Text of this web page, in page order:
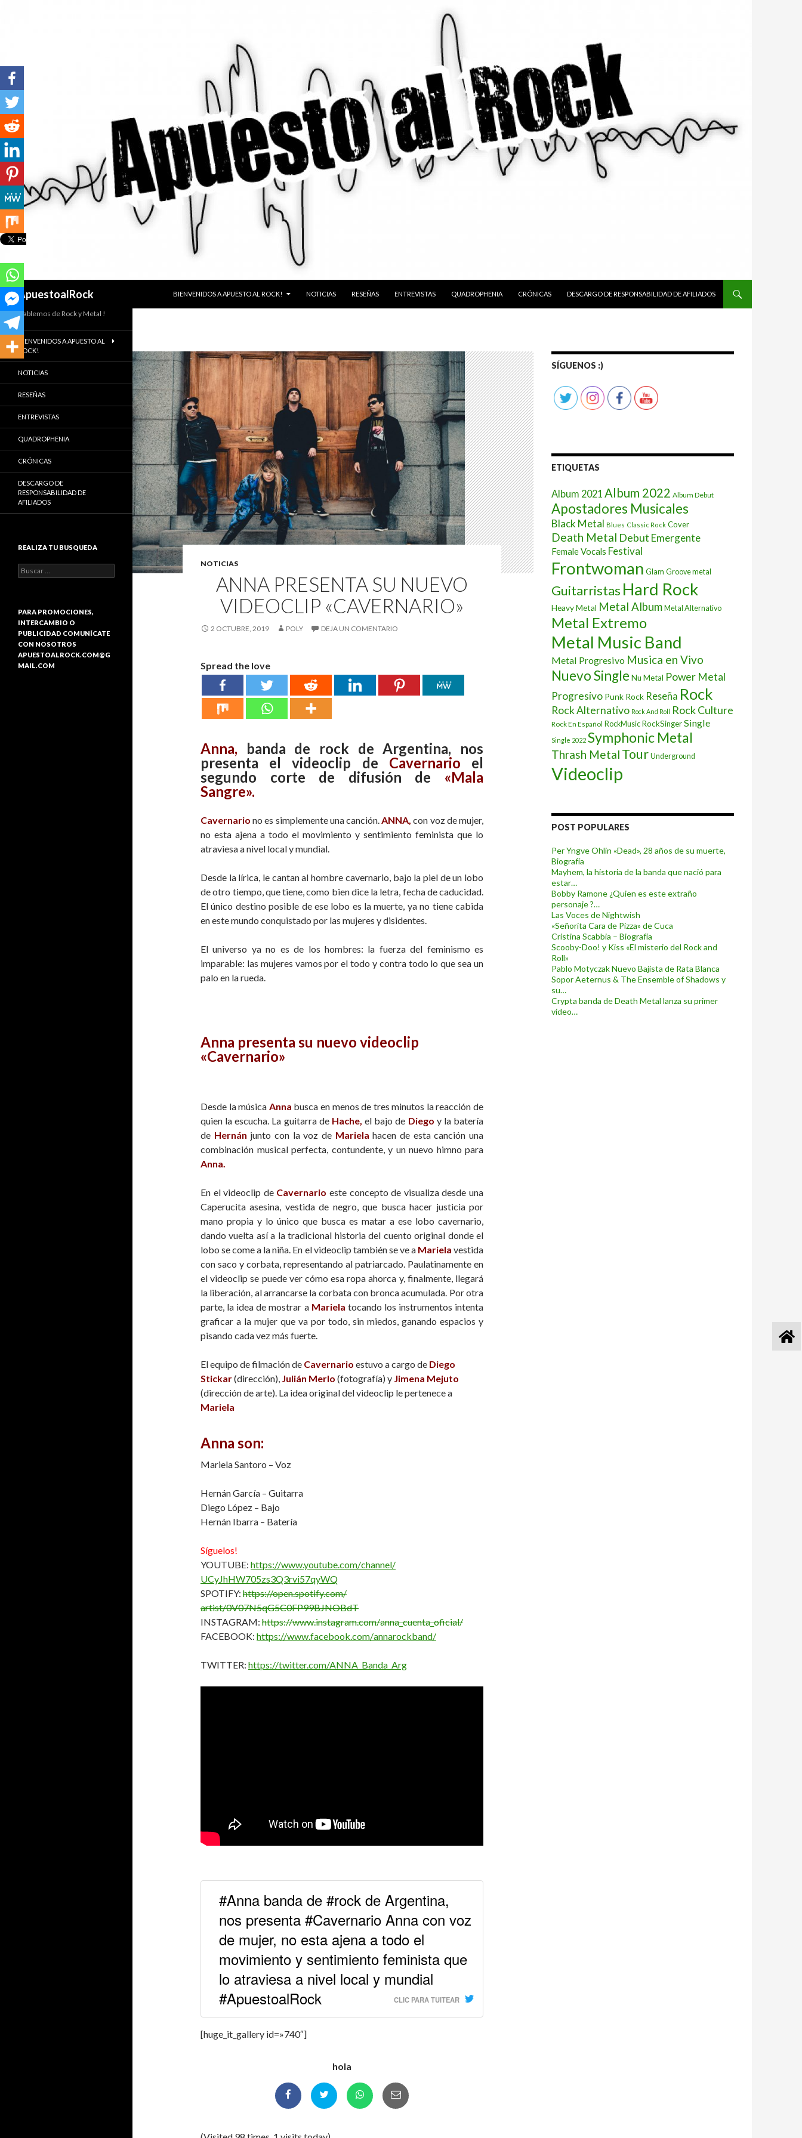
ApuestoalRock
Buscar
BIENVENIDOS A APUESTO AL ROCK!
NOTICIAS RESEÑAS ENTREVISTAS QUADROPHENIA CRÓNICAS DESCARGO DE RESPONSABILIDAD DE AFILIADOS
NOTICIAS
ANNA PRESENTA SU NUEVO
VIDEOCLIP «CAVERNARIO»
2 OCTUBRE, 2019 POLY DEJA UN COMENTARIO
Spread the love
Anna, banda de rock de Argentina, nos
presenta el videoclip de Cavernario el
segundo corte de difusión de «Mala
Sangre».
Cavernario no es simplemente una canción.ANNA, con voz de mujer,
no esta ajena a todo el movimiento y sentimiento feminista que lo
atraviesa a nivel local y mundial.
Desde la lírica, le cantan al hombre cavernario, bajo la piel de un lobo
de otro tiempo, que tiene, como bien dice la letra, fecha de caducidad.
El único destino posible de ese lobo es la muerte, ya no tiene cabida
en este mundo conquistado por las mujeres y disidentes.
El universo ya no es de los hombres: la fuerza del feminismo es
imparable: las mujeres vamos por el todo y contra todo lo que sea un
palo en la rueda.
Anna presenta su nuevo videoclip
«Cavernario»
Desde la música Anna busca en menos de tres minutos la reacción de
quien la escucha. La guitarra de Hache, el bajo de Diego y la batería
de Hernán junto con la voz de Mariela hacen de esta canción una
combinación musical perfecta, contundente, y un nuevo himno para
Anna.
En el videoclip deCavernario este concepto de visualiza desde una
Caperucita asesina, vestida de negro, que busca hacer justicia por
mano propia y lo único que busca es matar a ese lobo cavernario,
dando vuelta así a la tradicional historia del cuento original donde el
lobo se come a la niña. En el videoclip también se ve a Mariela vestida
con saco y corbata, representando al patriarcado. Paulatinamente en
el videoclip se puede ver cómo esa ropa ahorca y, finalmente, llegará
la liberación, al arrancarse la corbata con bronca acumulada. Por otra
parte, la idea de mostrar a Mariela tocando los instrumentos intenta
graficar a la mujer que va por todo, sin miedos, ganando espacios y
pisando cada vez más fuerte.
El equipo de filmación de Cavernario estuvo a cargo de Diego
Stickar(dirección), Julián Merlo (fotografía) y Jimena Mejuto
(dirección de arte). La idea original del videoclip le pertenece a
Mariela
Anna son:
Mariela Santoro – Voz
Hernán García – Guitarra
Diego López – Bajo
Hernán Ibarra – Batería
Síguelos!
YOUTUBE: https://www.youtube.com/channel/
UCyJhHW705zs3Q3rvi57qyWQ
SPOTIFY: https://open.spotify.com/
artist/0V07N5qG5C0FP99BJNOBdT
INSTAGRAM: https://www.instagram.com/anna_cuenta_oficial/
FACEBOOK: https://www.facebook.com/annarockband/
TWITTER: https://twitter.com/ANNA_ Banda_Arg
#Anna banda de #rock de Argentina,
nos presenta #Cavernario Anna con voz
de mujer, no esta ajena a todo el
movimiento y sentimiento feminista que
lo atraviesa a nivel local y mundial
#ApuestoalRock
CLIC PARA TUITEAR
[huge_it_gallery id=»740″]
hola
SÍGUENOS :)
ETIQUETAS
Album 2021 Album 2022 Album Debut
Apostadores Musicales
Black Metal Blues Classic Rock Cover
Death Metal Debut Emergente
Female Vocals Festival
Frontwoman Glam Groove metal
Guitarristas Hard Rock
Heavy Metal Metal Album Metal Alternativo
Metal Extremo
Metal Music Band
Metal Progresivo Musica en Vivo
Nuevo Single Nu Metal Power Metal
Progresivo Punk Rock Reseña Rock
Rock Alternativo Rock And Roll Rock Culture
Rock En Español RockMusic RockSingerSingle
Single 2022 Symphonic Metal
Thrash Metal Tour Underground
Videoclip
POST POPULARES
Per Yngve Ohlin «Dead», 28 años de su muerte,
Biografía
Mayhem, la historia de la banda que nació para
estar…
Bobby Ramone ¿Quien es este extraño
personaje ?…
Las Voces de Nightwish
«Señorita Cara de Pizza» de Cuca
Cristina Scabbia – Biografía
Scooby-Doo! y Kiss «El misterio del Rock and
Roll»
Pablo Motyczak Nuevo Bajista de Rata Blanca
Sopor Aeternus & The Ensemble of Shadows y
su…
Crypta banda de Death Metal lanza su primer
video…
Hablemos de Rock y Metal !
BIENVENIDOS A APUESTO AL
ROCK!
NOTICIAS
RESEÑAS
ENTREVISTAS
QUADROPHENIA
CRÓNICAS
DESCARGO DE
RESPONSABILIDAD DE
AFILIADOS
REALIZA TU BUSQUEDA
B
u
a
r
:
PARA PROMOCIONES,
INTERCAMBIO O
PUBLICIDAD COMUNÍCATE
CON NOSOTROS
APUESTOALROCK.COM@G
MAIL.COM